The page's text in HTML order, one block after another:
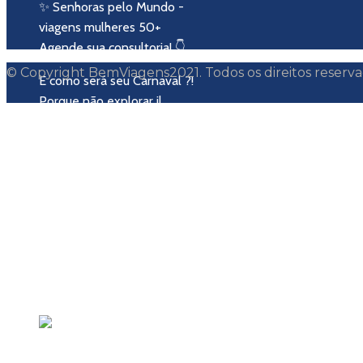
​​✨ Senhoras pelo Mundo -
viagens mulheres 50+
Agende sua consultoria! 👇
E como será seu Carnaval ?!
Porque não explorar il
© Copyright BemViagens2021. Todos os direitos